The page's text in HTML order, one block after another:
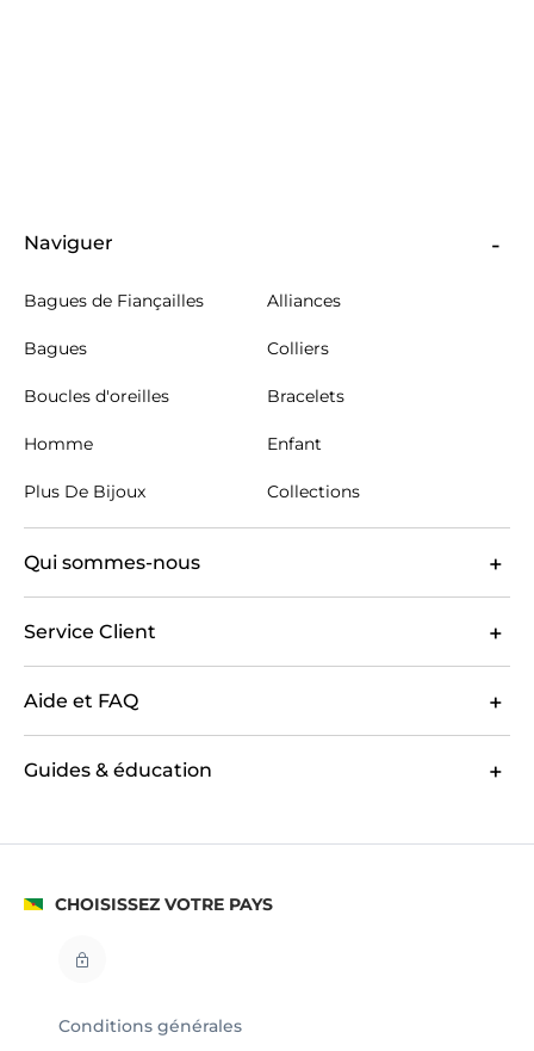
Naviguer
Bagues de Fiançailles Alliances
Bagues Colliers
Boucles d'oreilles Bracelets
Homme Enfant
Plus De Bijoux Collections
Qui sommes-nous
Service Client
Aide et FAQ
Guides & éducation
CHOISISSEZ VOTRE PAYS
Conditions générales